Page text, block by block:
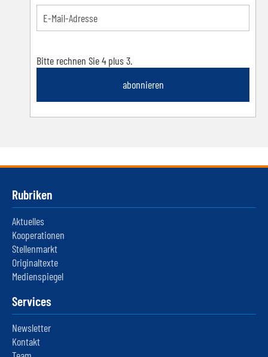
Bitte rechnen Sie 4 plus 3.
abonnieren
Rubriken
Aktuelles
Kooperationen
Stellenmarkt
Originaltexte
Medienspiegel
Services
Newsletter
Kontakt